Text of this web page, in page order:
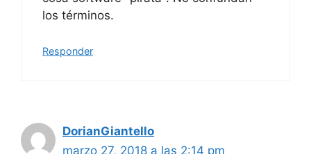
los términos.
Responder
DorianGiantello
marzo 27, 2018 a las 2:14 pm